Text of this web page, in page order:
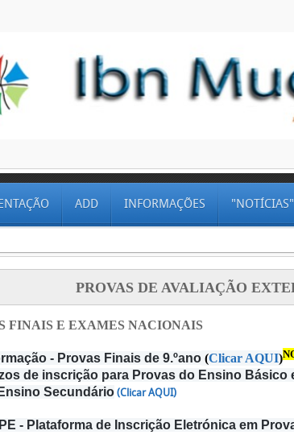
ADD INFORMAÇÕES
PROVAS DE AVALIAÇÃO
FINAIS E EXAMES NACIONAIS
- Provas Finais de 9.ºano (Clicar AQUI)
de inscrição para Provas do Ensino Básico
Secundário (Clicar AQUI)
- Plataforma de Inscrição Eletrónica em